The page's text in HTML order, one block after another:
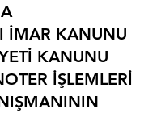
İMAR KANUNU
KANUNU
İŞLEMLERİ